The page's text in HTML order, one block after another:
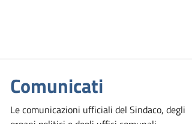
Comunicati
Le comunicazioni ufficiali del Sindaco, degli